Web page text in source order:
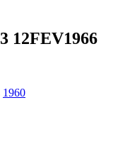
12FEV1966
1960